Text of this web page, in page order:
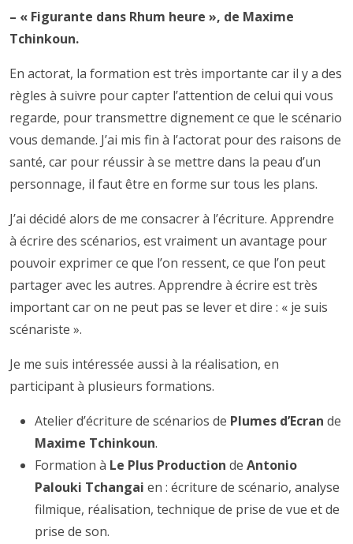
– « Figurante dans Rhum heure », de Maxime
Tchinkoun.
En actorat, la formation est très importante car il y a des
règles à suivre pour capter l’attention de celui qui vous
regarde, pour transmettre dignement ce que le scénario
vous demande. J’ai mis fin à l’actorat pour des raisons de
santé, car pour réussir à se mettre dans la peau d’un
personnage, il faut être en forme sur tous les plans.
J’ai décidé alors de me consacrer à l’écriture. Apprendre
à écrire des scénarios, est vraiment un avantage pour
pouvoir exprimer ce que l’on ressent, ce que l’on peut
partager avec les autres. Apprendre à écrire est très
important car on ne peut pas se lever et dire : « je suis
scénariste ».
Je me suis intéressée aussi à la réalisation, en
participant à plusieurs formations.
Atelier d’écriture de scénarios de Plumes d’Ecran de
Maxime Tchinkoun.
Formation à Le Plus Production de Antonio
Palouki Tchangai en : écriture de scénario, analyse
filmique, réalisation, technique de prise de vue et de
prise de son.